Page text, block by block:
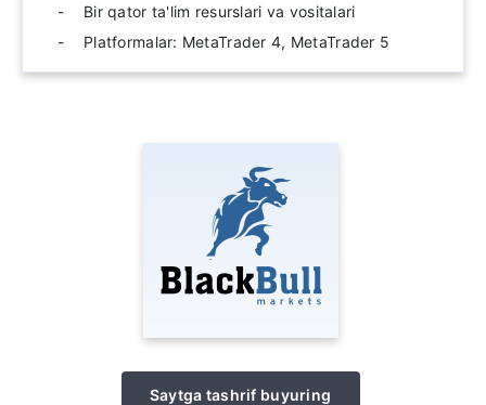
Bir qator ta'lim resurslari va vositalari
Platformalar: MetaTrader 4, MetaTrader 5
Saytga tashrif buyuring